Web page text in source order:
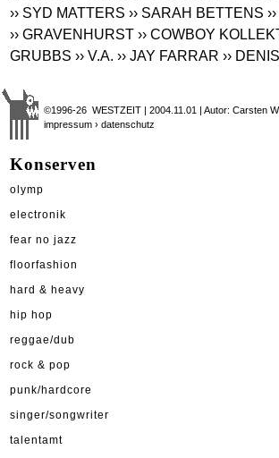
›› SYD MATTERS ›› SARAH BETTENS
›› GRAVENHURST ›› COWBOY
GRUBBS ›› V.A. ›› JAY FARRAR ››
©1996-26 WESTZEIT | 2004.11.01 | Autor: Carsten
impressum › datenschutz
Konserven
olymp
electronik
fear no jazz
floorfashion
hard & heavy
hip hop
reggae/dub
rock & pop
punk/hardcore
singer/songwriter
talentamt